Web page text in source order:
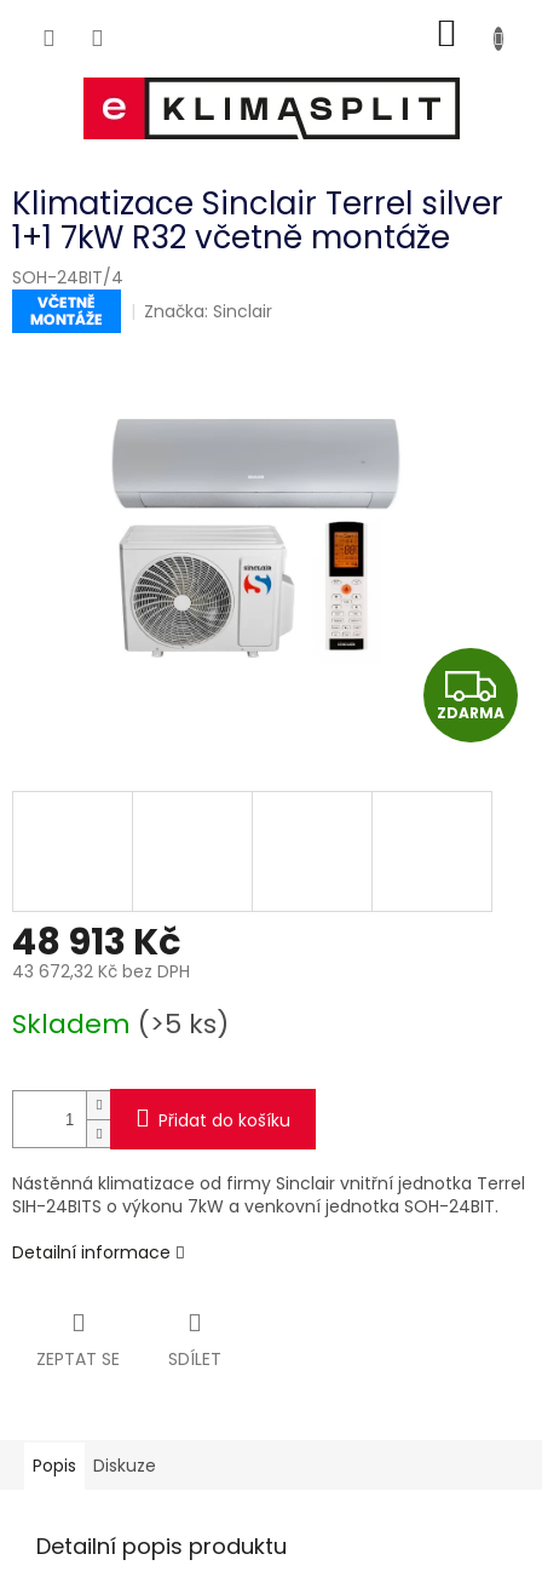
KOŠÍK
Klimatizace Sinclair Terrel silver
1+1 7kW R32 včetně montáže
SOH-24BIT/4
Značka:Sinclair
Z
D
ZDARMA
48 913 Kč
43 672,32 Kč bez DPH
cena:
Skladem (>5 ks)
Přidat do košíku
Nástěnná klimatizace od firmy Sinclair vnitřní jednotka Terrel
SIH-24BITS o výkonu 7kW a venkovní jednotka SOH-24BIT.
Detailní informace
ZEPTAT SE SDÍLET
Popis Diskuze
Detailní popis produktu